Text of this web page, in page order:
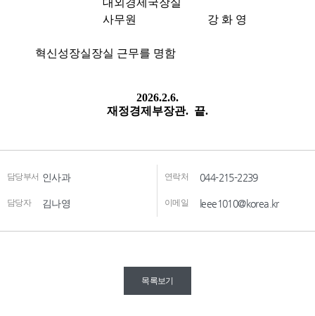
담당부서 인사과 연락처 044-215-2239
담당자 김나영 이메일 leee1010@korea.kr
목록보기